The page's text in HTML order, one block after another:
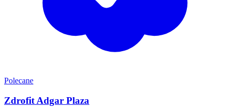
Polecane
Zdrofit Adgar Plaza